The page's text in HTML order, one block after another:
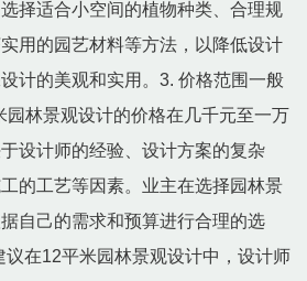
择适合小空间的植物种类、合理规
用的园艺材料等方法，以降低设计
计的美观和实用。3. 价格范围一般
园林景观设计的价格在几千元至一万
设计师的经验、设计方案的复杂
的工艺等因素。业主在选择园林景
自己的需求和预算进行合理的选
议在12平米园林景观设计中，设计师